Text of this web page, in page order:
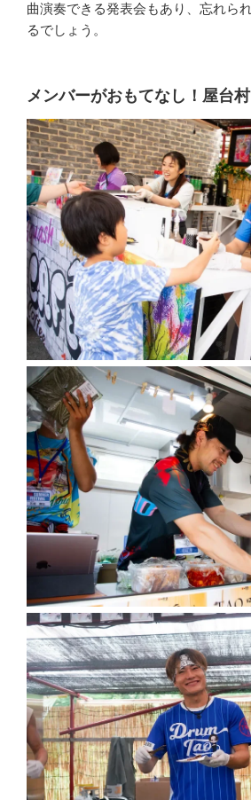
曲演奏できる発表会もあり、忘れら
るでしょう。
メンバーがおもてなし！屋台村